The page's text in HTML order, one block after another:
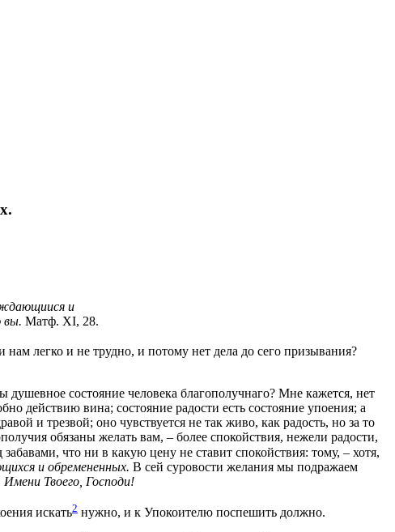
и
вы. Матф. XI, 28.
нам легко и не трудно, и потому нет дела до сего призывания?
состояние человека благополучнаго? Мне кажется, нет
действию вина; состояние радости есть состояние упоения; а
и трезвой; оно чувствуется не так живо, как радость, но за то
обязаны желать вам, – более спокойствия, нежели радости,
что ни в какую цену не ставит спокойствия: тому, – хотя,
и обремененных. В сей суровости желания мы подражаем
Твоего, Господи!
искать2 нужно, и к Упокоителю поспешить должно.